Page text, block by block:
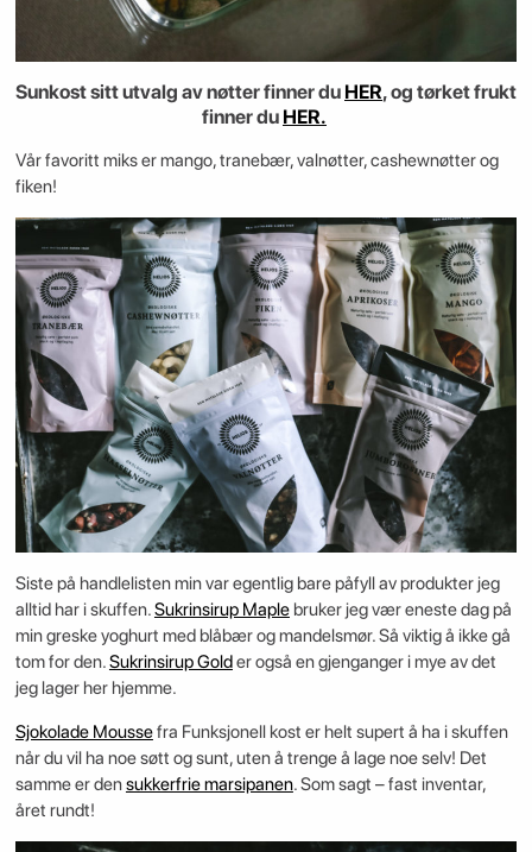
Sunkost sitt utvalg av nøtter finner du HER, og tørket frukt
finner du HER.
Vår favoritt miks er mango, tranebær, valnøtter, cashewnøtter og
fiken!
Siste på handlelisten min var egentlig bare påfyll av produkter jeg
alltid har i skuffen.Sukrinsirup Maplebruker jeg vær eneste dag på
min greske yoghurt med blåbær og mandelsmør. Så viktig å ikke gå
tom for den.Sukrinsirup Golder også en gjenganger i mye av det
jeg lager her hjemme.
Sjokolade Moussefra Funksjonell kost er helt supert å ha i skuffen
når du vil ha noe søtt og sunt, uten å trenge å lage noe selv! Det
samme er densukkerfrie marsipanen. Som sagt – fast inventar,
året rundt!